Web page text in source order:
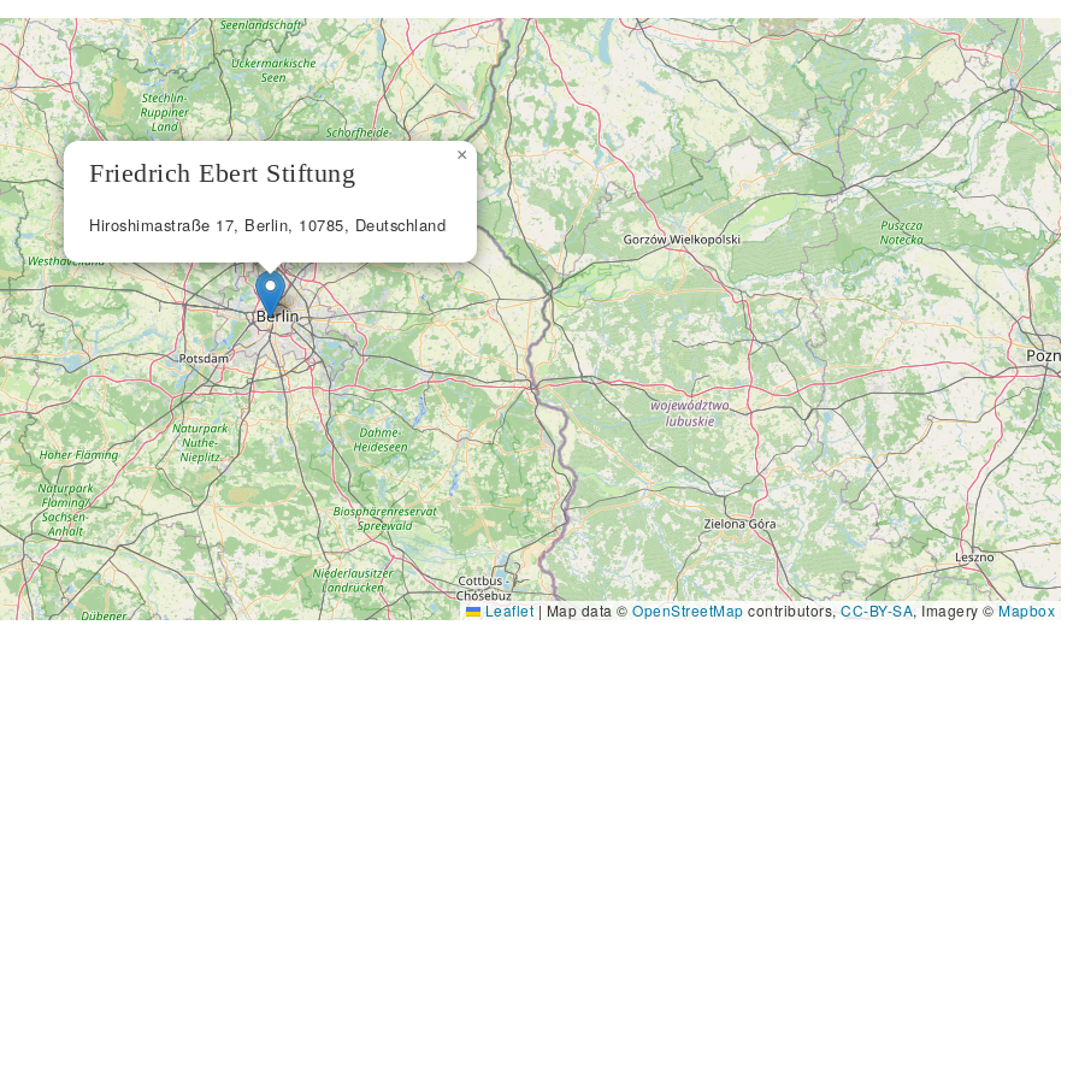
Friedrich Ebert Stiftung
Hiroshimastraße 17, Berlin, 10785, Deutschland
×
Leaflet |Map data © OpenStreetMap contributors, CC-BY-SA, Imagery © Mapbox